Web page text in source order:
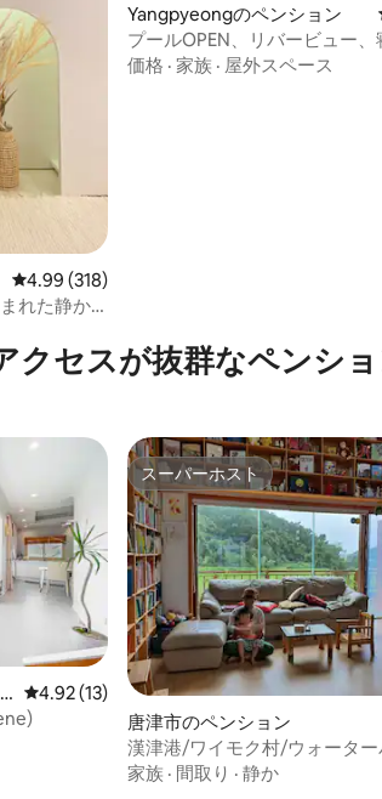
レビュー318件、5つ星中4.99つ星の平均評価
4.99 (318)
れた静か
6分
Yangpyeongのペンション
プールOPEN、リバービュー、
テル式寝具、60坪一棟、食器類
価格 · 家族 · 屋外スペース
クセスが抜群なペンシ
レビュー13件、5つ星中4.92つ星の平均評価
4.92 (13)
スーパーホスト
スーパーホスト
唐津市のペンション
漢津港/ワイモク村/ウォーター
ゾン/サップキョ湖/新里聖地/ア
家族 · 間取り · 静か